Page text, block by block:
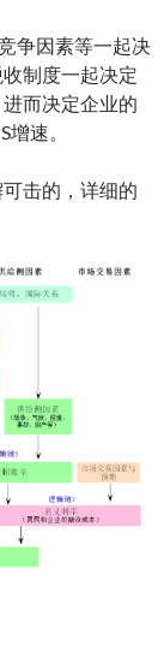
争因素等一起决
制度一起决定
而决定企业的
速。
击的，详细的